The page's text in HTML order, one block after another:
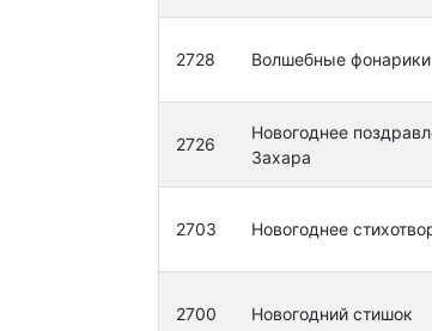
2728 Волшебные фонарики
2726
Новогоднее
Захара
2703 Новогоднее
2700 Новогодний стишок